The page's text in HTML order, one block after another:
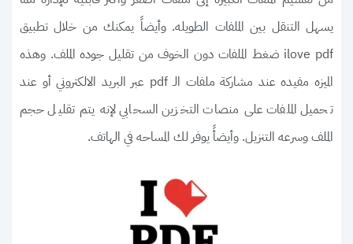
يسهل التنقل بين الملفات الطويله. وأيضاً يمكنك من خلال تطبيق
ilove pdf ضغط الملفات دون الخوف من تقليل جوده الملف. وهذه
الميزه مفيده عند مشاركة ملفات الـ pdf عبر البريد الالكتروني أو عند
تحميل الملفات على منصات التخزين السحابي لإنه يتم تقليل حجم
الملف وسرعه التنزيل. وأيضأً يوفر لك المساحه في الهاتف.